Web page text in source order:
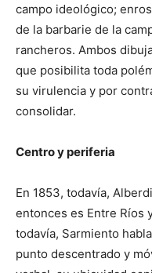
campo ideológico;
de la barbarie de la
rancheros. Ambos
que posibilita toda
su virulencia y por
consolidar.
Centro y periferia
En 1853, todavía,
entonces es Entre Ríos
todavía, Sarmiento
punto descentrado y